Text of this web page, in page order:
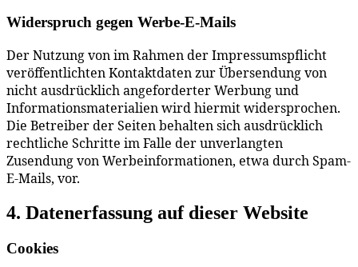
Widerspruch gegen Werbe-E-Mails
Der Nutzung von im Rahmen der Impressumspflicht
veröffentlichten Kontaktdaten zur Übersendung von
nicht ausdrücklich angeforderter Werbung und
Informationsmaterialien wird hiermit widersprochen.
Die Betreiber der Seiten behalten sich ausdrücklich
rechtliche Schritte im Falle der unverlangten
Zusendung von Werbeinformationen, etwa durch Spam-
E-Mails, vor.
4. Datenerfassung auf dieser Website
Cookies